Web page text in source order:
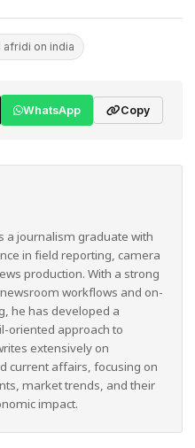
afridi on india
WhatsApp Copy
a journalism graduate with
in field reporting, camera
production. With a strong
workflows and on-
he has developed a
oriented approach to
extensively on
current affairs, focusing on
market trends, and their
impact.